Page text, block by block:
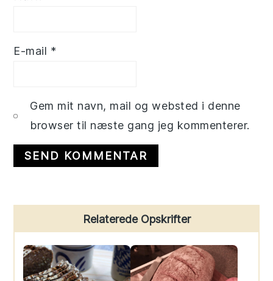
E-mail *
Gem mit navn, mail og websted i denne
browser til næste gang jeg kommenterer.
Sidebar
Relaterede Opskrifter